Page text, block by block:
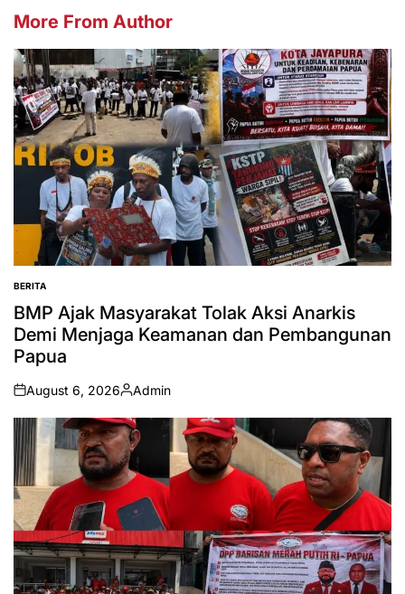
More From Author
POSTED
IN
BERITA
BMP Ajak Masyarakat Tolak Aksi Anarkis
Demi Menjaga Keamanan dan Pembangunan
Papua
on
August 6, 2026
Posted
by
Admin